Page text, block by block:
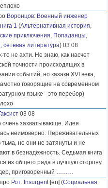
Воронцов: Военный инженер
1 (Альтернативная история,
приключения, Попаданцы,
сетевая литература) 03 08
то не ахти. Не знаю, как насчет
точности происходящих в
событий, но казаки XVI века,
говорящие на современном
языке - это перебор)
03 08
очень захватывающе. Идея
неимоверно. Переживательных
но они не затянуты и не
в безнадёжность. Седьмая книга
из общего ряда в лучшую сторону.
приговорённый ………
про Рот: Insurgent[en] (Социальная